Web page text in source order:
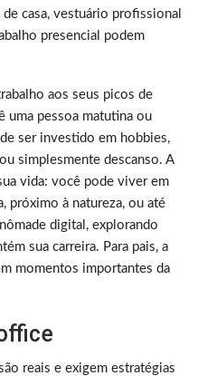
casa, vestuário profissional
presencial podem
aos seus picos de
uma pessoa matutina ou
ser investido em hobbies,
simplesmente descanso. A
vida: você pode viver em
próximo à natureza, ou até
digital, explorando
sua carreira. Para pais, a
momentos importantes da
reais e exigem estratégias